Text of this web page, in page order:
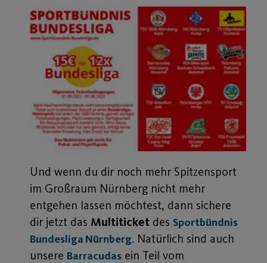
Und wenn du dir noch mehr Spitzensport
im Großraum Nürnberg nicht mehr
entgehen lassen möchtest, dann sichere
dir jetzt das Multiticket des Sportbündnis
Bundesliga Nürnberg. Natürlich sind auch
unsere Barracudas ein Teil vom